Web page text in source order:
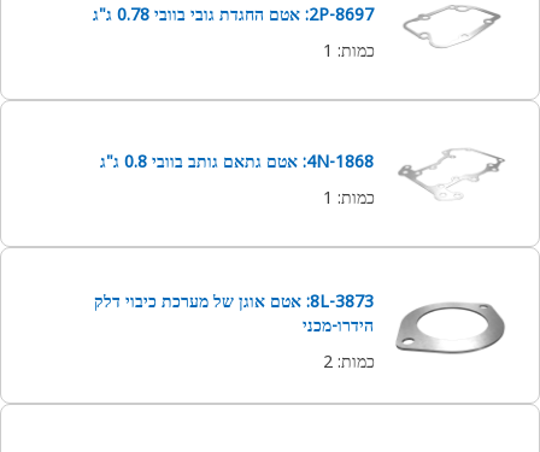
2P-8697: אטם החגדת גובי בוובי 0.78 ג"ג
כמות:
1
4N-1868: אטם גתאם גותב בוובי 0.8 ג"ג
כמות:
1
8L-3873: אטם אוגן של מערכת כיבוי דלק
הידרו-מכני
כמות:
2